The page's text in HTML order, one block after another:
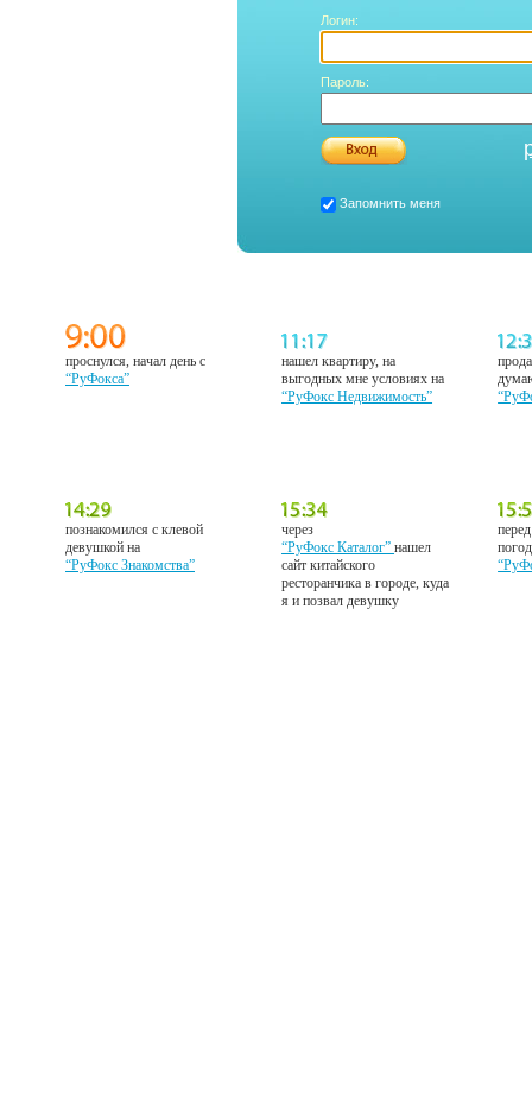
Логин:
Пароль:
Запомнить меня
проснулся, начал день с
“РуФокса”
нашел квартиру, на
выгодных мне условиях на
“РуФокс Недвижимость”
познакомился с клевой
девушкой на
“РуФокс Знакомства”
через
“РуФокс Каталог”нашел
сайт китайского
ресторанчика в городе, куда
я и позвал девушку